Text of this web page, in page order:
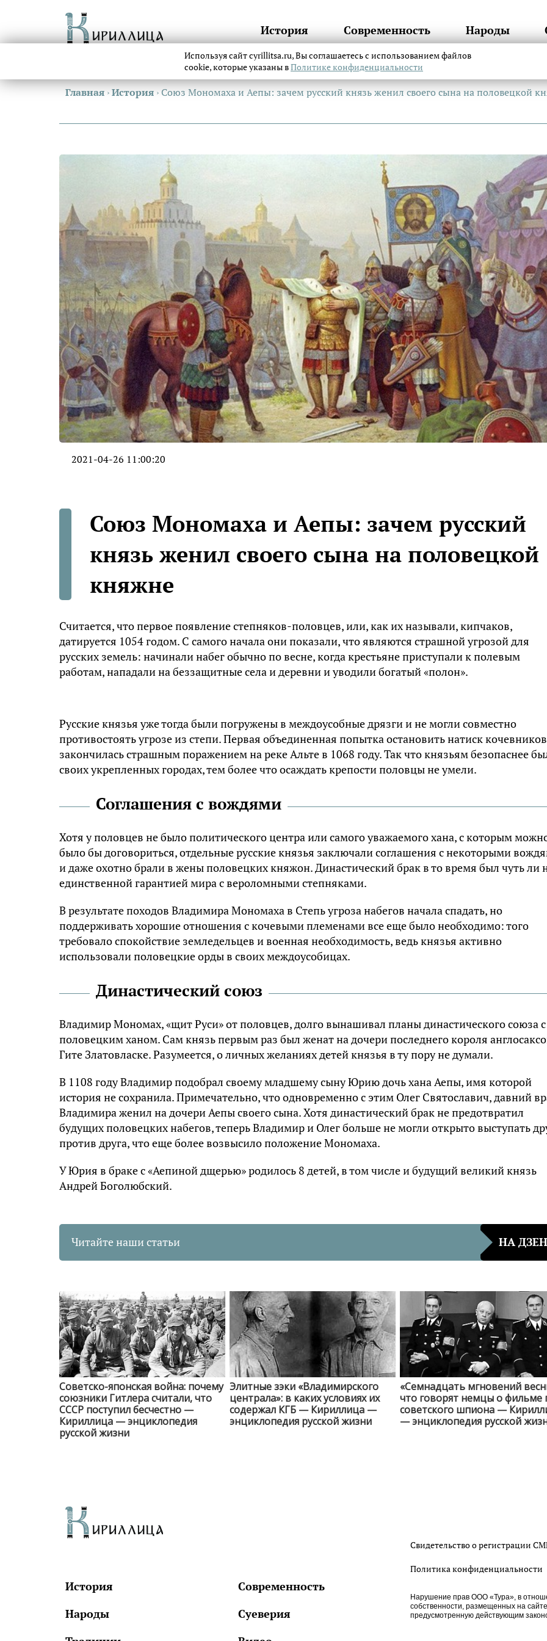
История Современность Народы
Главная ›История ›Союз Мономаха и Аепы: зачем русский князь женил своего сына на половецкой
2021-04-26 11:00:20
Союз Мономаха и Аепы: зачем русский
князь женил своего сына на половецкой
княжне
Считается, что первое появление степняков-половцев, или, как их называли, кипчаков,
датируется 1054 годом. С самого начала они показали, что являются страшной угрозой для
русских земель: начинали набег обычно по весне, когда крестьяне приступали к полевым
работам, нападали на беззащитные села и деревни и уводили богатый «полон».
Русские князья уже тогда были погружены в междоусобные дрязги и не могли совместно
противостоять угрозе из степи. Первая объединенная попытка остановить натиск кочевников
закончилась страшным поражением на реке Альте в 1068 году. Так что князьям безопаснее
своих укрепленных городах, тем более что осаждать крепости половцы не умели.
Соглашения с вождями
Хотя у половцев не было политического центра или самого уважаемого хана, с которым
было бы договориться, отдельные русские князья заключали соглашения с некоторыми
и даже охотно брали в жены половецких княжон. Династический брак в то время был чуть ли
единственной гарантией мира с вероломными степняками.
В результате походов Владимира Мономаха в Степь угроза набегов начала спадать, но
поддерживать хорошие отношения с кочевыми племенами все еще было необходимо: того
требовало спокойствие земледельцев и военная необходимость, ведь князья активно
использовали половецкие орды в своих междоусобицах.
Династический союз
Владимир Мономах, «щит Руси» от половцев, долго вынашивал планы династического союза с
половецким ханом. Сам князь первым раз был женат на дочери последнего короля
Гите Златовласке. Разумеется, о личных желаниях детей князья в ту пору не думали.
В 1108 году Владимир подобрал своему младшему сыну Юрию дочь хана Аепы, имя которой
история не сохранила. Примечательно, что одновременно с этим Олег Святославич, давний
Владимира женил на дочери Аепы своего сына. Хотя династический брак не предотвратил
будущих половецких набегов, теперь Владимир и Олег больше не могли открыто выступать
против друга, что еще более возвысило положение Мономаха.
У Юрия в браке с «Аепиной дщерью» родилось 8 детей, в том числе и будущий великий князь
Андрей Боголюбский.
Читайте наши статьи НА ДЗЕН
Советско-японская война: почему
союзники Гитлера считали, что
СССР поступил бесчестно —
Кириллица — энциклопедия
русской жизни
Элитные зэки «Владимирского
централа»: в каких условиях их
содержал КГБ — Кириллица —
энциклопедия русской жизни
«Семнадцать мгновений
что говорят немцы о фильме
советского шпиона —
— энциклопедия русской
История
Современность
Народы
Суеверия
Свидетельство о регистрации
Политика конфиденциальности
Нарушение прав ООО «Тура», в
собственности, размещенных на
предусмотренную действующим
Используя сайт cyrillitsa.ru, Вы соглашаетесь с использованием файлов
cookie, которые указаны вПолитике конфиденциальности